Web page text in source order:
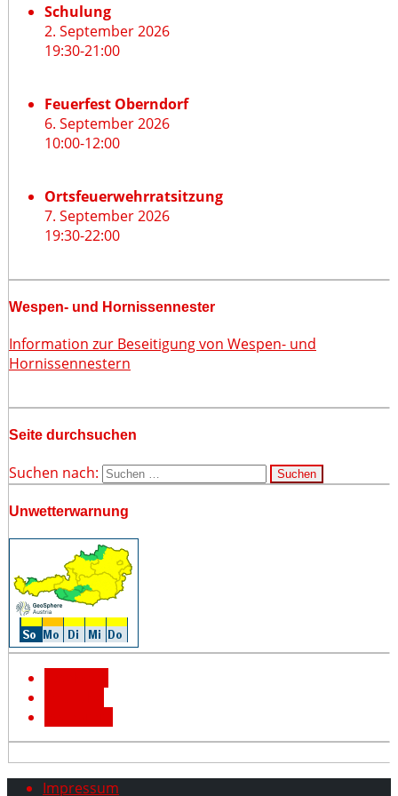
Schulung
2. September 2026
19:30-21:00
Feuerfest Oberndorf
6. September 2026
10:00-12:00
Ortsfeuerwehrratsitzung
7. September 2026
19:30-22:00
Wespen- und Hornissennester
Information zur Beseitigung von Wespen- und
Hornissennestern
Seite durchsuchen
Suchen nach:
Unwetterwarnung
Impressum